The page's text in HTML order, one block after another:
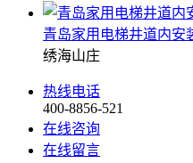
青岛家用电梯井道内安
绣海山庄
热线电话
400-8856-521
在线咨询
在线留言